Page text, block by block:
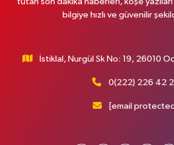
bilgiye hızlı ve güvenilir
İstiklal, Nurgül Sk No: 19, 26010
0(222) 226 42
[email